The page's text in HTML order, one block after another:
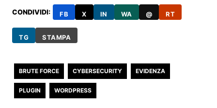
CONDIVIDI: FB X IN WA @ RT
TG STAMPA
BRUTE FORCE CYBERSECURITY EVIDENZA
PLUGIN WORDPRESS